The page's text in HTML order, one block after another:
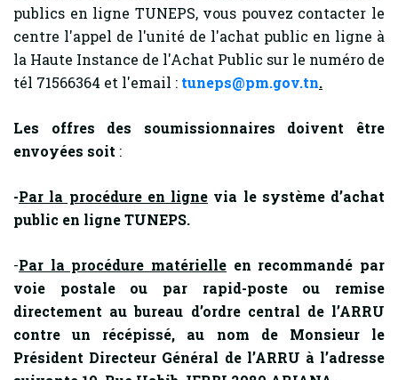
publics en ligne TUNEPS, vous pouvez contacter le
centre l'appel de l'unité de l'achat public en ligne à
la Haute Instance de l'Achat Public sur le numéro de
tél 71566364 et l'email : tuneps@pm.gov.tn.
Les offres des soumissionnaires doivent être
envoyées soit :
-Par la procédure en ligne via le système d’achat
public en ligne TUNEPS.
-Par la procédure matérielle en recommandé par
voie postale ou par rapid-poste ou remise
directement au bureau d’ordre central de l’ARRU
contre un récépissé, au nom de Monsieur le
Président Directeur Général de l’ARRU à l’adresse